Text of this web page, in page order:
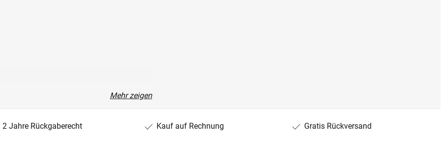
Mehr zeigen
2 Jahre Rückgaberecht Kauf auf Rechnung Gratis Rückversand